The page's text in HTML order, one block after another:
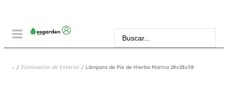
< / Iluminación de Exterior / Lámpara de Pie de Hierba Marina 28x28x58